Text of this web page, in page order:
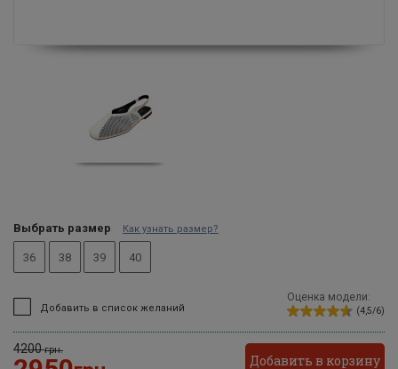
Выбрать размер Как узнать размер?
36 38 39 40
Добавить в список желаний
Оценка модели:
(4,5/6)
4200грн.
Добавить в корзину